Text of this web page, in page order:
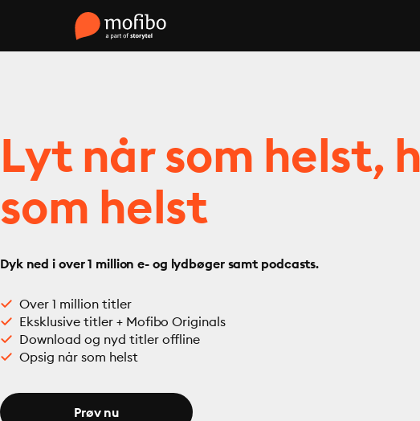
Lyt når som helst,
som helst
Dyk ned i over 1 million e- og lydbøger samt podcasts.
Over 1 million titler
Eksklusive titler + Mofibo Originals
Download og nyd titler offline
Opsig når som helst
Prøv nu